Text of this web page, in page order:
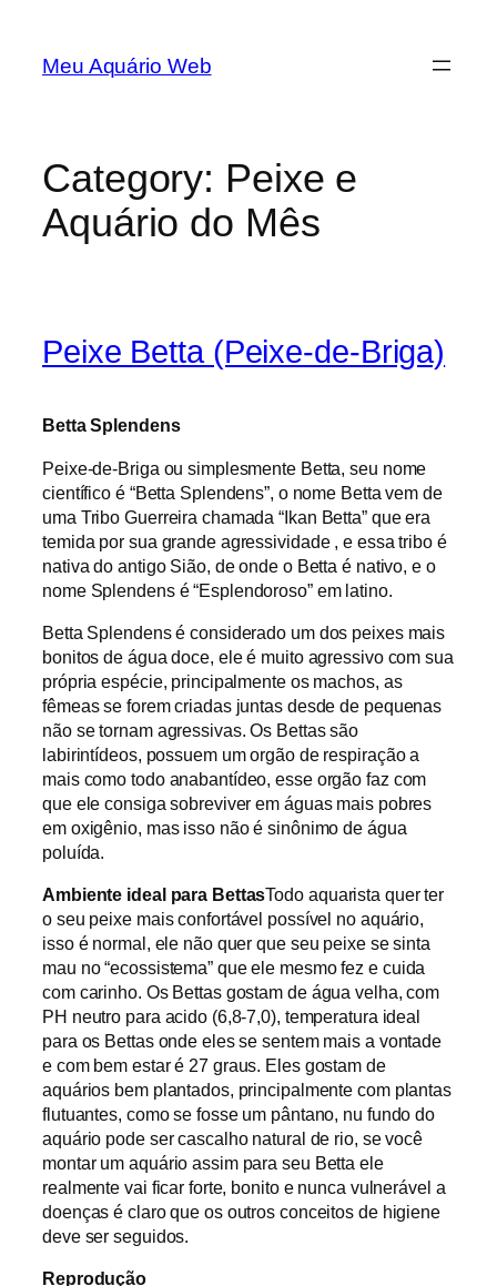
content
Meu Aquário Web
Category: Peixe e
Aquário do Mês
Peixe Betta (Peixe-de-Briga)
Betta Splendens
Peixe-de-Briga ou simplesmente Betta, seu nome
científico é “Betta Splendens”, o nome Betta vem de
uma Tribo Guerreira chamada “Ikan Betta” que era
temida por sua grande agressividade , e essa tribo é
nativa do antigo Sião, de onde o Betta é nativo, e o
nome Splendens é “Esplendoroso” em latino.
Betta Splendens é considerado um dos peixes mais
bonitos de água doce, ele é muito agressivo com sua
própria espécie, principalmente os machos, as
fêmeas se forem criadas juntas desde de pequenas
não se tornam agressivas. Os Bettas são
labirintídeos, possuem um orgão de respiração a
mais como todo anabantídeo, esse orgão faz com
que ele consiga sobreviver em águas mais pobres
em oxigênio, mas isso não é sinônimo de água
poluída.
Ambiente ideal para BettasTodo aquarista quer ter
o seu peixe mais confortável possível no aquário,
isso é normal, ele não quer que seu peixe se sinta
mau no “ecossistema” que ele mesmo fez e cuida
com carinho. Os Bettas gostam de água velha, com
PH neutro para acido (6,8-7,0), temperatura ideal
para os Bettas onde eles se sentem mais a vontade
e com bem estar é 27 graus. Eles gostam de
aquários bem plantados, principalmente com plantas
flutuantes, como se fosse um pântano, nu fundo do
aquário pode ser cascalho natural de rio, se você
montar um aquário assim para seu Betta ele
realmente vai ficar forte, bonito e nunca vulnerável a
doenças é claro que os outros conceitos de higiene
deve ser seguidos.
Reprodução